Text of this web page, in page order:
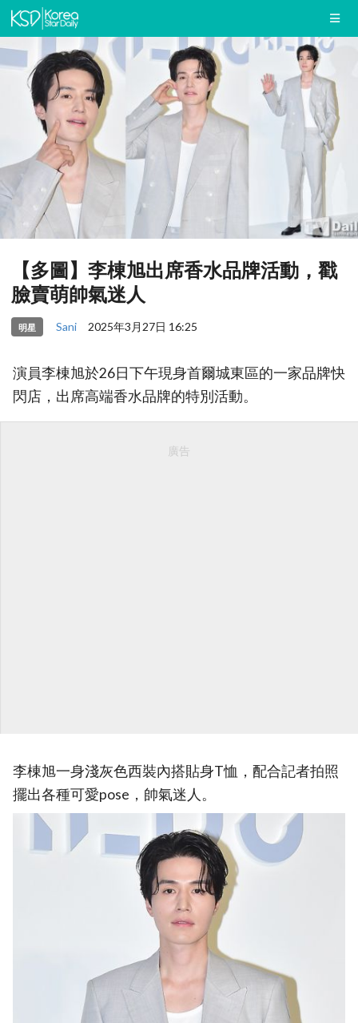
【多圖】李棟旭出席香水品牌活動，戳
臉賣萌帥氣迷人
明星 Sani 2025年3月27日 16:25
演員李棟旭於26日下午現身首爾城東區的一家品牌快
閃店，出席高端香水品牌的特別活動。
廣告
李棟旭一身淺灰色西裝內搭貼身T恤，配合記者拍照
擺出各種可愛pose，帥氣迷人。